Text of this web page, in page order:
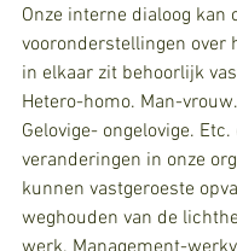
Onze interne dialoog kan
vooronderstellingen over
in elkaar zit behoorlijk
Hetero-homo. Man-
Gelovige- ongelovige.
veranderingen in onze
kunnen vastgeroeste
weghouden van de